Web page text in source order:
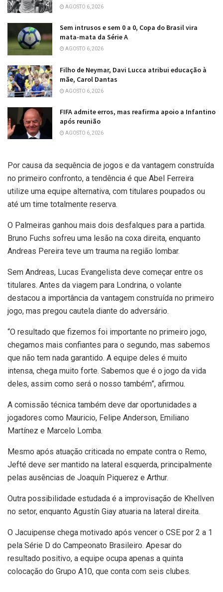
AGOSTO 6, 2026
Sem intrusos e sem 0 a 0, Copa do Brasil vira
mata-mata da Série A
AGOSTO 6, 2026
Filho de Neymar, Davi Lucca atribui educação à
mãe, Carol Dantas
AGOSTO 6, 2026
FIFA admite erros, mas reafirma apoio a Infantino
após reunião
AGOSTO 6, 2026
Por causa da sequência de jogos e da vantagem construída
no primeiro confronto, a tendência é que Abel Ferreira
utilize uma equipe alternativa, com titulares poupados ou
até um time totalmente reserva.
O Palmeiras ganhou mais dois desfalques para a partida.
Bruno Fuchs sofreu uma lesão na coxa direita, enquanto
Andreas Pereira teve um trauma na região lombar.
Sem Andreas, Lucas Evangelista deve começar entre os
titulares. Antes da viagem para Londrina, o volante
destacou a importância da vantagem construída no primeiro
jogo, mas pregou cautela diante do adversário.
“O resultado que fizemos foi importante no primeiro jogo,
chegamos mais confiantes para o segundo, mas sabemos
que não tem nada garantido. A equipe deles é muito
intensa, chega muito forte. Sabemos que é o jogo da vida
deles, assim como será o nosso também”, afirmou.
A comissão técnica também deve dar oportunidades a
jogadores como Mauricio, Felipe Anderson, Emiliano
Martínez e Marcelo Lomba.
Mesmo após atuação criticada no empate contra o Remo,
Jefté deve ser mantido na lateral esquerda, principalmente
pelas ausências de Joaquín Piquerez e Arthur.
Outra possibilidade estudada é a improvisação de Khellven
no setor, enquanto Agustín Giay atuaria na lateral direita.
O Jacuipense chega motivado após vencer o CSE por 2 a 1
pela Série D do Campeonato Brasileiro. Apesar do
resultado positivo, a equipe ocupa apenas a quinta
colocação do Grupo A10, que conta com seis clubes.